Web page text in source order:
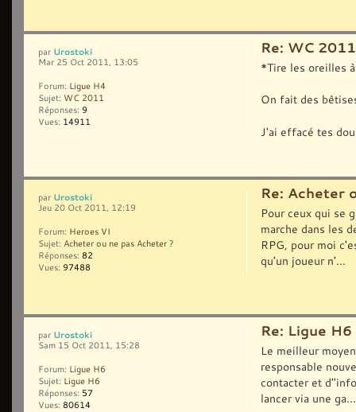
Re: WC 2011
*Tire les oreilles
On fait des
J'ai effacé tes
par Urostoki
Mar 25 Oct 2011, 13:05
Forum: Ligue H4
Sujet: WC 2011
Réponses: 9
Vues: 14911
Re: Acheter
Pour ceux qui se
marche dans les
RPG, pour moi
qu'un joueur n'...
par Urostoki
Jeu 20 Oct 2011, 12:19
Forum: Heroes VI
Sujet: Acheter ou ne pas Acheter ?
Réponses: 82
Vues: 97488
Re: Ligue H6
Le meilleur
responsable
contacter et
lancer via une ga...
par Urostoki
Sam 15 Oct 2011, 15:28
Forum: Ligue H6
Sujet: Ligue H6
Réponses: 57
Vues: 80614